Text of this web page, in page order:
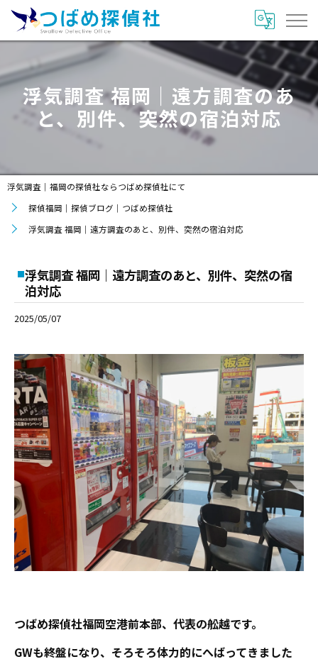
浮気調査 福岡｜遠方調査のあ
と、別件、突然の宿泊対応
浮気調査｜福岡の探偵社ならつばめ探偵社にて
探偵福岡｜探偵ブログ｜つばめ探偵社
浮気調査 福岡｜遠方調査のあと、別件、突然の宿泊対応
浮気調査 福岡｜遠方調査のあと、別件、突然の宿
泊対応
2025/05/07
つばめ探偵社福岡空港前本部、代表の舩越です。
GWも終盤になり、そろそろ体力的にへばってきました